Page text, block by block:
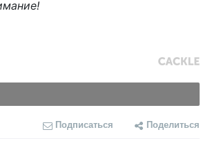
Подписаться Поделиться